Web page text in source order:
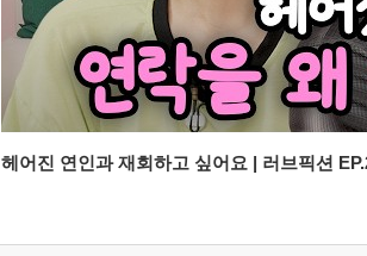
헤어진 연인과 재회하고 싶어요 | 러브픽션